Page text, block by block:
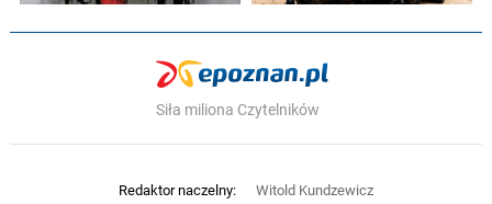
Siła miliona Czytelników
Redaktor naczelny:
Witold Kundzewicz